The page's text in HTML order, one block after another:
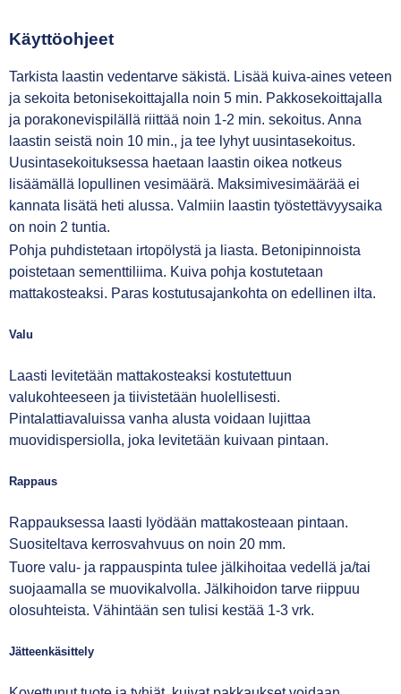
Käyttöohjeet
Tarkista laastin vedentarve säkistä. Lisää kuiva-aines veteen
ja sekoita betonisekoittajalla noin 5 min. Pakkosekoittajalla
ja porakonevispilällä riittää noin 1-2 min. sekoitus. Anna
laastin seistä noin 10 min., ja tee lyhyt uusintasekoitus.
Uusintasekoituksessa haetaan laastin oikea notkeus
lisäämällä lopullinen vesimäärä. Maksimivesimäärää ei
kannata lisätä heti alussa. Valmiin laastin työstettävyysaika
on noin 2 tuntia.
Pohja puhdistetaan irtopölystä ja liasta. Betonipinnoista
poistetaan sementtiliima. Kuiva pohja kostutetaan
mattakosteaksi. Paras kostutusajankohta on edellinen ilta.
Valu
Laasti levitetään mattakosteaksi kostutettuun
valukohteeseen ja tiivistetään huolellisesti.
Pintalattiavaluissa vanha alusta voidaan lujittaa
muovidispersiolla, joka levitetään kuivaan pintaan.
Rappaus
Rappauksessa laasti lyödään mattakosteaan pintaan.
Suositeltava kerrosvahvuus on noin 20 mm.
Tuore valu- ja rappauspinta tulee jälkihoitaa vedellä ja/tai
suojaamalla se muovikalvolla. Jälkihoidon tarve riippuu
olosuhteista. Vähintään sen tulisi kestää 1-3 vrk.
Jätteenkäsittely